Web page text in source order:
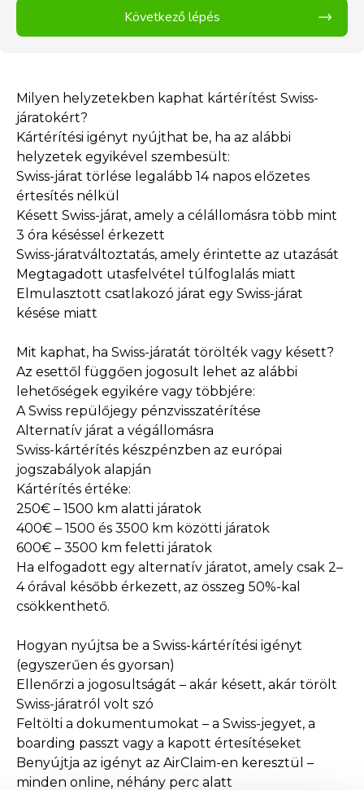
Következő lépés
Milyen helyzetekben kaphat kártérítést Swiss-
járatokért?
Kártérítési igényt nyújthat be, ha az alábbi
helyzetek egyikével szembesült:
Swiss-járat törlése legalább 14 napos előzetes
értesítés nélkül
Késett Swiss-járat, amely a célállomásra több mint
3 óra késéssel érkezett
Swiss-járatváltoztatás, amely érintette az utazását
Megtagadott utasfelvétel túlfoglalás miatt
Elmulasztott csatlakozó járat egy Swiss-járat
késése miatt
Mit kaphat, ha Swiss-járatát törölték vagy késett?
Az esettől függően jogosult lehet az alábbi
lehetőségek egyikére vagy többjére:
A Swiss repülőjegy pénzvisszatérítése
Alternatív járat a végállomásra
Swiss-kártérítés készpénzben az európai
jogszabályok alapján
Kártérítés értéke:
250€ – 1500 km alatti járatok
400€ – 1500 és 3500 km közötti járatok
600€ – 3500 km feletti járatok
Ha elfogadott egy alternatív járatot, amely csak 2–
4 órával később érkezett, az összeg 50%-kal
csökkenthető.
Hogyan nyújtsa be a Swiss-kártérítési igényt
(egyszerűen és gyorsan)
Ellenőrzi a jogosultságát – akár késett, akár törölt
Swiss-járatról volt szó
Feltölti a dokumentumokat – a Swiss-jegyet, a
boarding passzt vagy a kapott értesítéseket
Benyújtja az igényt az AirClaim-en keresztül –
minden online, néhány perc alatt